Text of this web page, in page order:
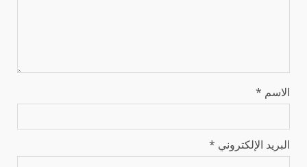
الاسم *
البريد الإلكتروني *